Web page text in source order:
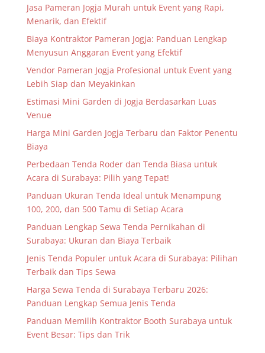
Jasa Pameran Jogja Murah untuk Event yang Rapi,
Menarik, dan Efektif
Biaya Kontraktor Pameran Jogja: Panduan Lengkap
Menyusun Anggaran Event yang Efektif
Vendor Pameran Jogja Profesional untuk Event yang
Lebih Siap dan Meyakinkan
Estimasi Mini Garden di Jogja Berdasarkan Luas
Venue
Harga Mini Garden Jogja Terbaru dan Faktor Penentu
Biaya
Perbedaan Tenda Roder dan Tenda Biasa untuk
Acara di Surabaya: Pilih yang Tepat!
Panduan Ukuran Tenda Ideal untuk Menampung
100, 200, dan 500 Tamu di Setiap Acara
Panduan Lengkap Sewa Tenda Pernikahan di
Surabaya: Ukuran dan Biaya Terbaik
Jenis Tenda Populer untuk Acara di Surabaya: Pilihan
Terbaik dan Tips Sewa
Harga Sewa Tenda di Surabaya Terbaru 2026:
Panduan Lengkap Semua Jenis Tenda
Panduan Memilih Kontraktor Booth Surabaya untuk
Event Besar: Tips dan Trik